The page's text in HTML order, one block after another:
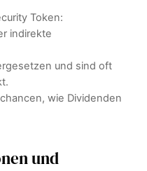
Token:
indirekte
und sind oft
wie Dividenden
und